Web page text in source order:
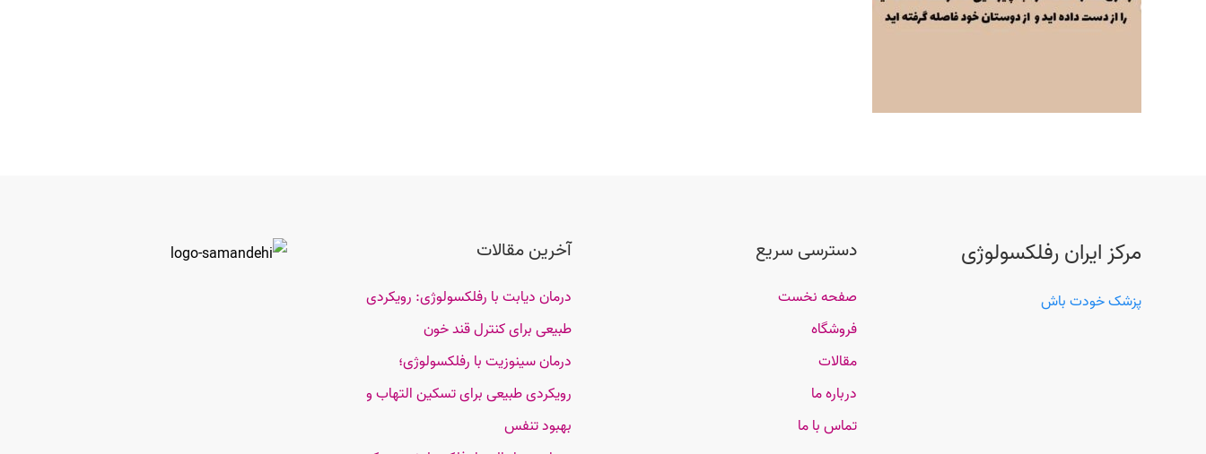
دسترسی سریع
صفحه نخست
فروشگاه
مقالات
درباره ما
تماس با ما
آخرین مقالات
درمان دیابت با رفلکسولوژی: رویکردی
طبیعی برای کنترل قند خون
درمان سینوزیت با رفلکسولوژی؛
رویکردی طبیعی برای تسکین التهاب و
بهبود تنفس
مرکز ایران رفلکسولوژی
پزشک خودت باش